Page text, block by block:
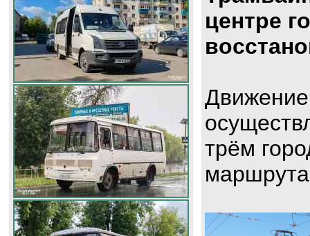
центре
Движение
трём